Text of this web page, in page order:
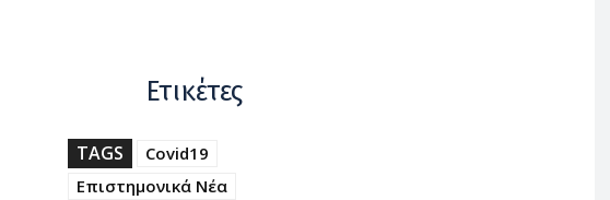
Ετικέτες
TAGS
Covid19
Επιστημονικά Νέα